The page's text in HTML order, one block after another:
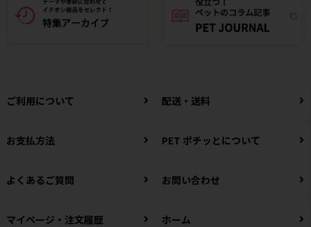
ご利用について 配送・送料
お支払方法 PET ポチッとについて
よくあるご質問 お問い合わせ
マイページ・注文履歴 ホーム